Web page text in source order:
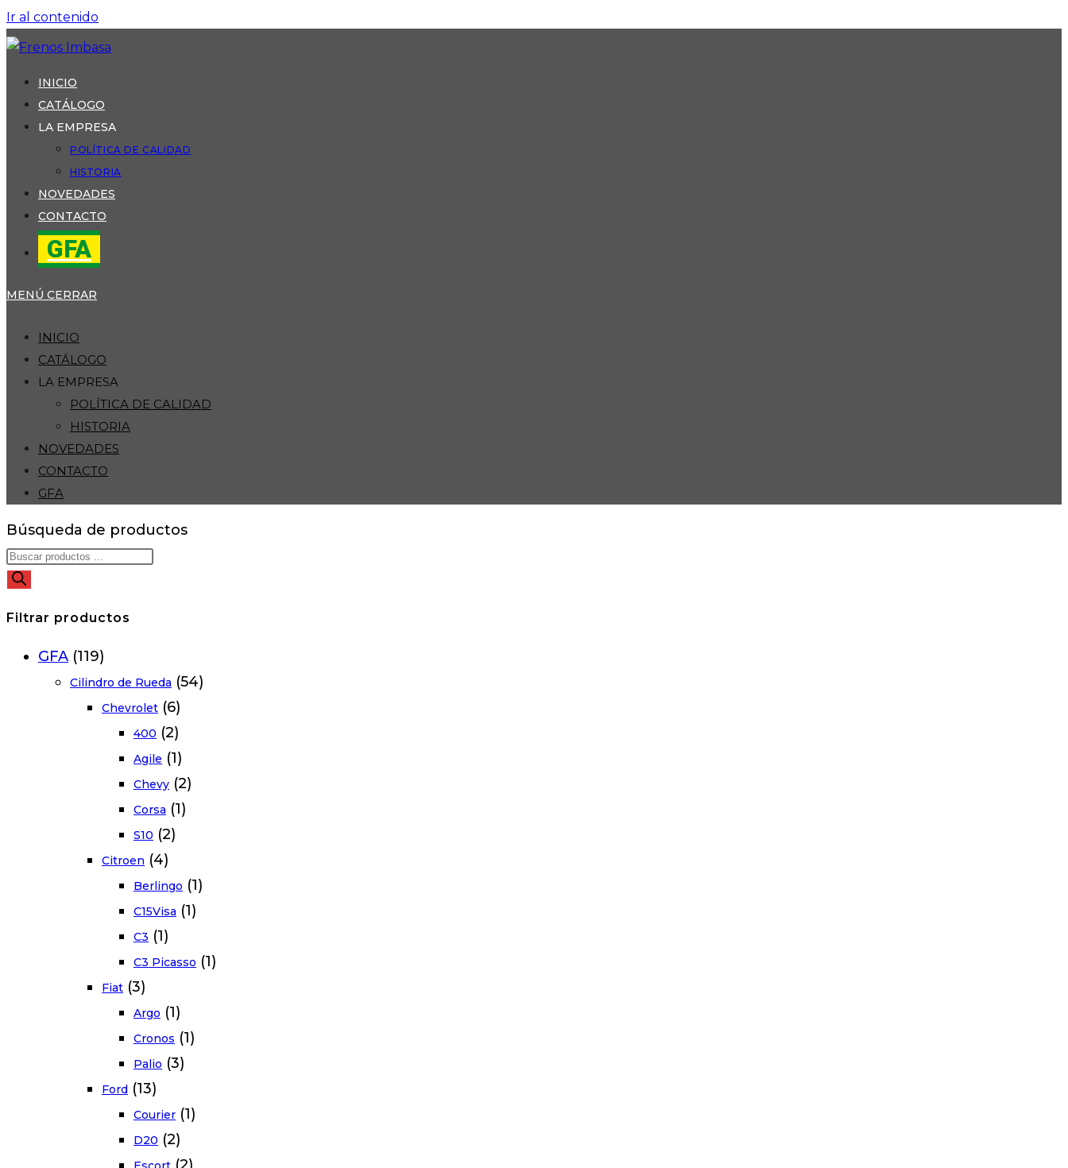
Ir al contenido
INICIO
CATÁLOGO
LA EMPRESA
POLÍTICA DE CALIDAD
HISTORIA
NOVEDADES
CONTACTO
GFA
MENÚ CERRAR
INICIO
CATÁLOGO
LA EMPRESA
POLÍTICA DE CALIDAD
HISTORIA
NOVEDADES
CONTACTO
GFA
Búsqueda de productos
Filtrar productos
GFA (119)
Cilindro de Rueda (54)
Chevrolet (6)
400 (2)
Agile (1)
Chevy (2)
Corsa (1)
S10 (2)
Citroen (4)
Berlingo (1)
C15Visa (1)
C3 (1)
C3 Picasso (1)
Fiat (3)
Argo (1)
Cronos (1)
Palio (3)
Ford (13)
Courier (1)
D20 (2)
(2)